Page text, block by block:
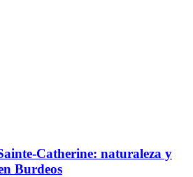
Catherine: naturaleza y
Burdeos